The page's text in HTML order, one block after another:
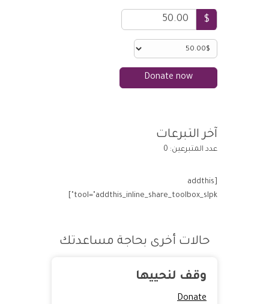
$
Donate now
آخر التبرعات
عدد المتبرعين: 0
[addthis
tool="addthis_inline_share_toolbox_slpk"]
حالات أخرى بحاجة مساعدتك
وقف لنحييها
Donate